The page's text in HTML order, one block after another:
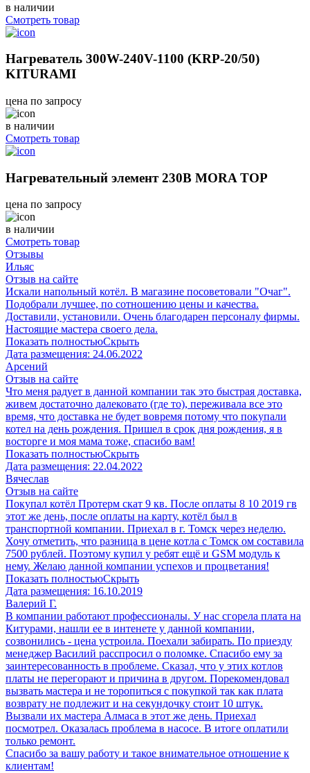
в наличии
Смотреть товар
Нагреватель 300W-240V-1100 (KRP-20/50)
KITURAMI
цена по запросу
в наличии
Смотреть товар
Нагревательный элемент 230В MORA TOP
цена по запросу
в наличии
Смотреть товар
Отзывы
Ильяс
Отзыв на сайте
Искали напольный котёл. В магазине посоветовали "Очаг".
Подобрали лучшее, по сотношению цены и качества.
Доставили, установили. Очень благодарен персоналу фирмы.
Настоящие мастера своего дела.
Показать полностьюСкрыть
Дата размещения: 24.06.2022
Арсений
Отзыв на сайте
Что меня радует в данной компании так это быстрая доставка,
живем достаточно далековато (где то), переживала все это
время, что доставка не будет вовремя потому что покупали
котел на день рождения. Пришел в срок дня рождения, я в
восторге и моя мама тоже, спасибо вам!
Показать полностьюСкрыть
Дата размещения: 22.04.2022
Вячеслав
Отзыв на сайте
Покупал котёл Протерм скат 9 кв. После оплаты 8 10 2019 гв
этот же день, после оплаты на карту, котёл был в
транспортной компании. Приехал в г. Томск через неделю.
Хочу отметить, что разница в цене котла с Томск ом составила
7500 рублей. Поэтому купил у ребят ещё и GSM модуль к
нему. Желаю данной компании успехов и процветания!
Показать полностьюСкрыть
Дата размещения: 16.10.2019
Валерий Г.
В компании работают профессионалы. У нас сгорела плата на
Китурами, нашли ее в интенете у данной компании,
созвонились - цена устроила. Поехали забирать. По приезду
менеджер Василий расспросил о поломке. Спасибо ему за
заинтересованность в проблеме. Сказал, что у этих котлов
платы не перегорают и причина в другом. Порекомендовал
вызвать мастера и не торопиться с покупкой так как плата
возврату не подлежит и на секундочку стоит 10 штук.
Вызвали их мастера Алмаса в этот же день. Приехал
посмотрел. Оказалась проблема в насосе. В итоге оплатили
только ремонт.
Спасибо за вашу работу и такое внимательное отношение к
клиентам!